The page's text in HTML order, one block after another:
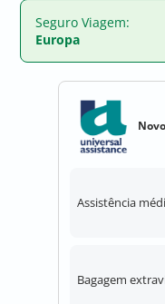
Seguro Viagem:
Europa
Assistência
Bagagem